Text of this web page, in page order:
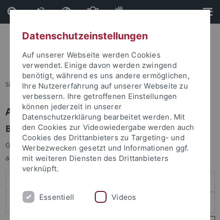
Direkt
zum
Inhalt
Direkt
zur
Fußleiste
Sie sind hier: Startseite
Anmelden
Benutzeranmeldung
Geben Sie Ihren Benutzernamen und Ihr Passwort an um sich
anzumelden:
Datenschutzeinstellungen
Auf unserer Webseite werden Cookies
verwendet. Einige davon werden zwingend
benötigt, während es uns andere ermöglichen,
Ihre Nutzererfahrung auf unserer Webseite zu
verbessern. Ihre getroffenen Einstellungen
können jederzeit in unserer
Datenschutzerklärung bearbeitet werden. Mit
den Cookies zur Videowiedergabe werden auch
Cookies des Drittanbieters zu Targeting- und
Werbezwecken gesetzt und Informationen ggf.
mit weiteren Diensten des Drittanbieters
verknüpft.
Essentiell Videos